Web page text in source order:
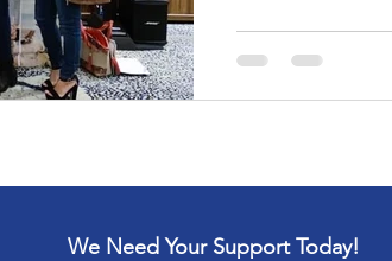
We Need Your Support Today!